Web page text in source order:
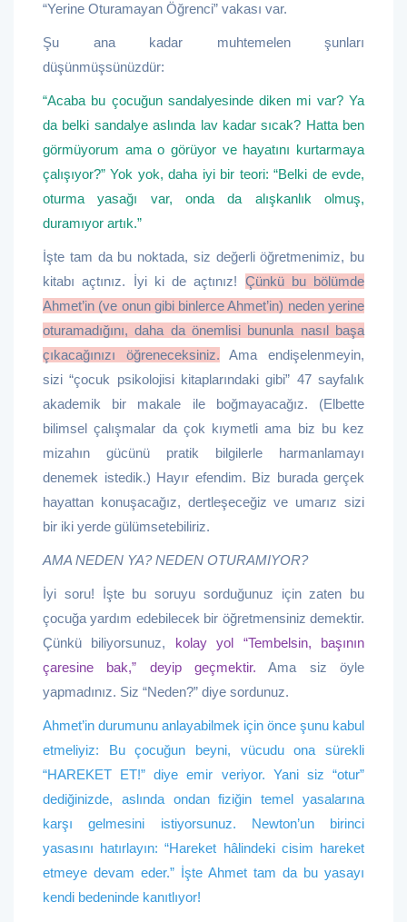
“Yerine Oturamayan Öğrenci” vakası var.
Şu ana kadar muhtemelen şunları
düşünmüşsünüzdür:
“Acaba bu çocuğun sandalyesinde diken mi var? Ya
da belki sandalye aslında lav kadar sıcak? Hatta ben
görmüyorum ama o görüyor ve hayatını kurtarmaya
çalışıyor?” Yok yok, daha iyi bir teori: “Belki de evde,
oturma yasağı var, onda da alışkanlık olmuş,
duramıyor artık.”
İşte tam da bu noktada, siz değerli öğretmenimiz, bu
kitabı açtınız. İyi ki de açtınız! Çünkü bu bölümde
Ahmet’in (ve onun gibi binlerce Ahmet’in) neden yerine
oturamadığını, daha da önemlisi bununla nasıl başa
çıkacağınızı öğreneceksiniz. Ama endişelenmeyin,
sizi “çocuk psikolojisi kitaplarındaki gibi” 47 sayfalık
akademik bir makale ile boğmayacağız. (Elbette
bilimsel çalışmalar da çok kıymetli ama biz bu kez
mizahın gücünü pratik bilgilerle harmanlamayı
denemek istedik.) Hayır efendim. Biz burada gerçek
hayattan konuşacağız, dertleşeceğiz ve umarız sizi
bir iki yerde gülümsetebiliriz.
AMA NEDEN YA? NEDEN OTURAMIYOR?
İyi soru! İşte bu soruyu sorduğunuz için zaten bu
çocuğa yardım edebilecek bir öğretmensiniz demektir.
Çünkü biliyorsunuz, kolay yol “Tembelsin, başının
çaresine bak,” deyip geçmektir. Ama siz öyle
yapmadınız. Siz “Neden?” diye sordunuz.
Ahmet’in durumunu anlayabilmek için önce şunu kabul
etmeliyiz: Bu çocuğun beyni, vücudu ona sürekli
“HAREKET ET!” diye emir veriyor. Yani siz “otur”
dediğinizde, aslında ondan fiziğin temel yasalarına
karşı gelmesini istiyorsunuz. Newton’un birinci
yasasını hatırlayın: “Hareket hâlindeki cisim hareket
etmeye devam eder.” İşte Ahmet tam da bu yasayı
kendi bedeninde kanıtlıyor!